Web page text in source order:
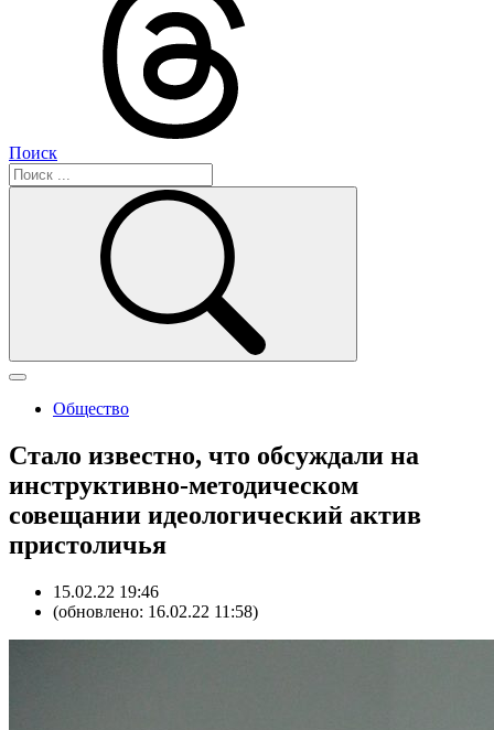
Поиск
Общество
Стало известно, что обсуждали на
инструктивно-методическом
совещании идеологический актив
пристоличья
15.02.22 19:46
(обновлено: 16.02.22 11:58)